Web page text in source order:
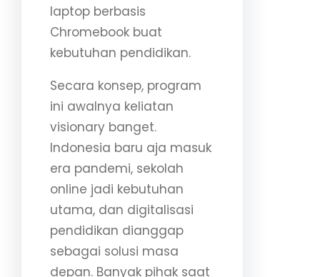
laptop berbasis
Chromebook buat
kebutuhan pendidikan.
Secara konsep, program
ini awalnya keliatan
visionary banget.
Indonesia baru aja masuk
era pandemi, sekolah
online jadi kebutuhan
utama, dan digitalisasi
pendidikan dianggap
sebagai solusi masa
depan. Banyak pihak saat